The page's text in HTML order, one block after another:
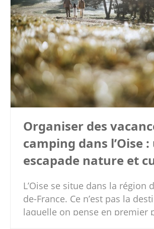
Organiser des
camping dans l’Oise
escapade nature et
L’Oise se situe dans la région
de-France. Ce n’est pas la
laquelle on pense en premier